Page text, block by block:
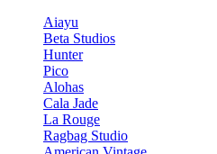
Aiayu
Beta Studios
Hunter
Pico
Alohas
Cala Jade
La Rouge
Ragbag Studio